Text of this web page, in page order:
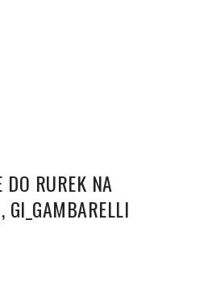
DO RUREK NA
GI_GAMBARELLI